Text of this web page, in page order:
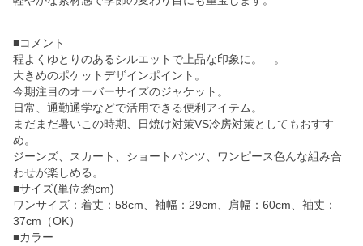
■コメント
程よくゆとりのあるシルエットで上品な印象に。 。
大きめのポケットデザインポイント。
今期注目のオーバーサイズのジャケット。
日常、通勤通学などで活用できる便利アイテム。
まだまだ暑いこの時期、日焼け対策VS冷房対策としてもおすす
め。
ジーンズ、スカート、ショートパンツ、ワンピース色んな組み合
わせが楽しめる。
■サイズ(単位:約cm)
ワンサイズ：着丈：58cm、袖幅：29cm、肩幅：60cm、袖丈：
37cm（OK）
■カラー